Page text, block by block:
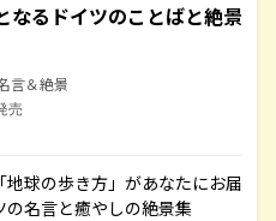
なるドイツのことばと絶景
言＆絶景
売
球の歩き方」があなたにお届
名言と癒やしの絶景集